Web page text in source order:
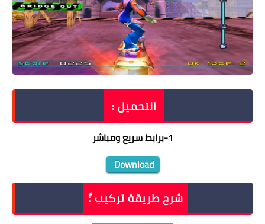
التحميل :
1
-برابط سريع ومباشر
Download
شرح طريقة تركيب :ّ